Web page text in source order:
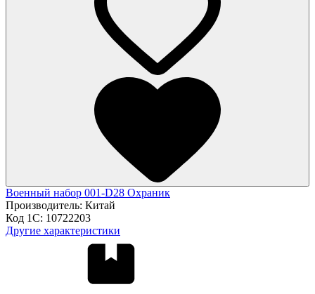
Военный набор 001-D28 Охраник
Производитель: Китай
Код 1С: 10722203
Другие характеристики